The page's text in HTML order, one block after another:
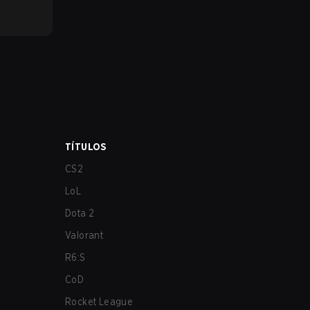
TÍTULOS
CS2
LoL
Dota 2
Valorant
R6:S
CoD
Rocket League